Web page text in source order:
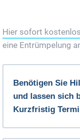
Hier sofort
eine Entrümpelung
Benötigen Sie
und lassen sich
Kurzfristig